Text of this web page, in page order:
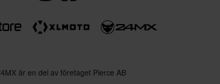
är en del av företaget Pierce AB